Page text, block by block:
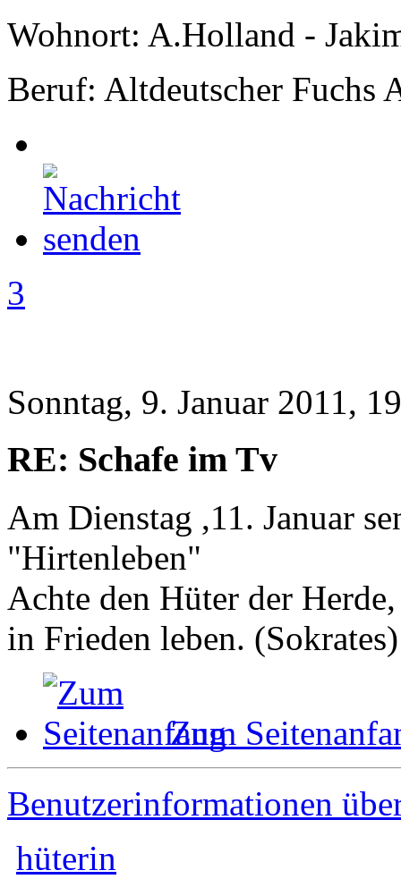
Wohnort: A.Holland -
Beruf: Altdeutscher Fuchs
3
Sonntag, 9. Januar 2011,
RE: Schafe im Tv
Am Dienstag ,11. Januar
"Hirtenleben"
Achte den Hüter der
in Frieden leben. (Sokrates)
Zum
Benutzerinformationen
hüterin